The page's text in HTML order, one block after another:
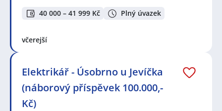
40 000 – 41 999 Kč Plný úvazek
včerejší
Elektrikář - Úsobrno u Jevíčka
(náborový příspěvek 100.000,-
Kč)